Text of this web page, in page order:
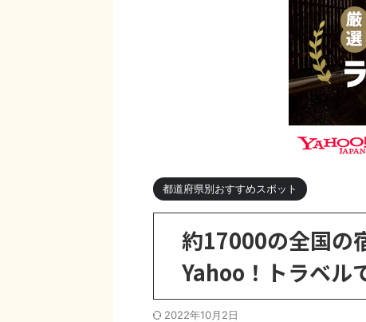
都道府県別おすすめスポット
約17000の全国の
Yahoo！トラベル
2022年10月2日